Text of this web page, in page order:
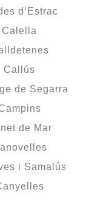
d’Estrac
Callús
de Segarra
de Mar
i Samalús